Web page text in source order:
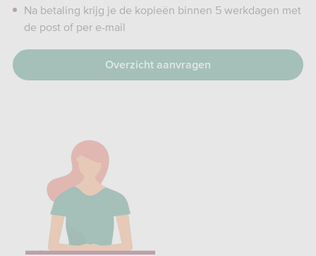
Na betaling krijg je de kopieën binnen 5 werkdagen met
de post of per e-mail
Overzicht aanvragen